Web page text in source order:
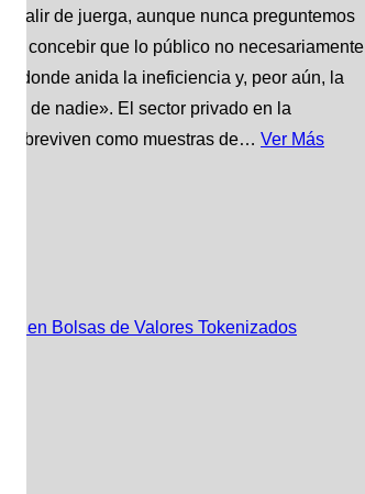
salir de juerga, aunque nunca preguntemos
concebir que lo público no necesariamente
donde anida la ineficiencia y, peor aún, la
de nadie». El sector privado en la
como muestras de… Ver Más
en Bolsas de Valores Tokenizados